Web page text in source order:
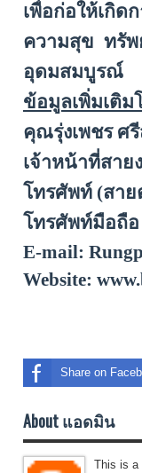
เพื่อก่อให้เกิ
ความสุข ทรัพ
อุดมสมบูรณ์
ข้อมูลเพิ่มเติ
คุณรุ่งเพชร ศ
เจ้าหน้าที่สา
โทรศัพท์ (สาย
โทรศัพท์มือถือ
E-mail:
Website:
Share on
About แอดมิน
This is a